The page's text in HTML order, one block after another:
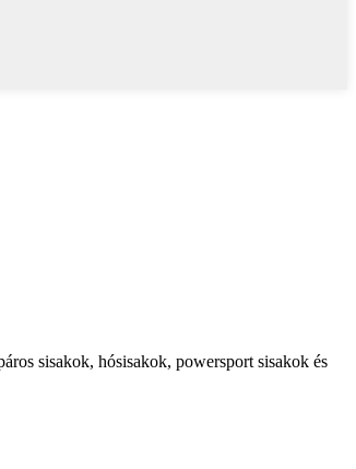
sisakok, hósisakok, powersport sisakok és